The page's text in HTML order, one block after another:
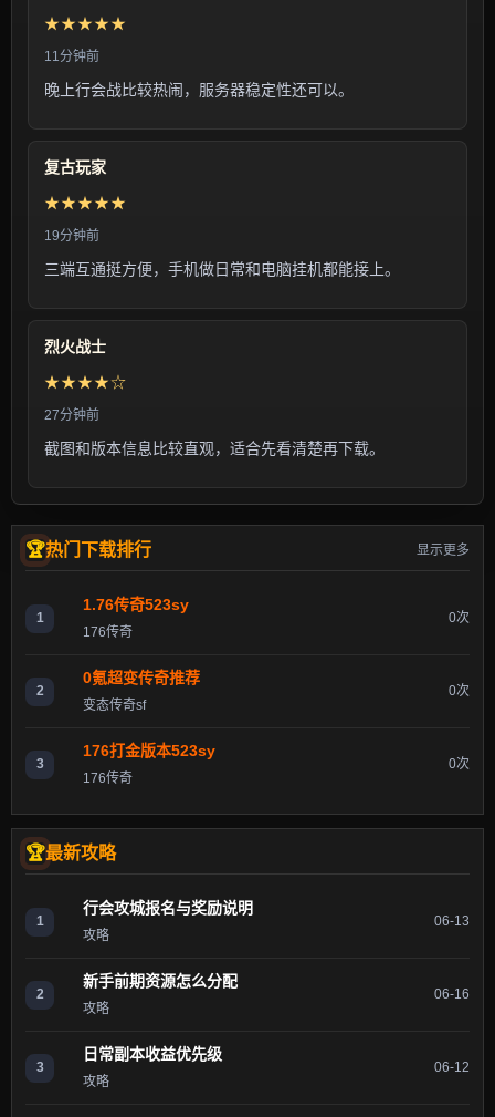
★★★★★
11分钟前
晚上行会战比较热闹，服务器稳定性还可以。
复古玩家
★★★★★
19分钟前
三端互通挺方便，手机做日常和电脑挂机都能接上。
烈火战士
★★★★☆
27分钟前
截图和版本信息比较直观，适合先看清楚再下载。
热门下载排行 显示更多
1
1.76传奇523sy
176传奇
0次
2
0氪超变传奇推荐
变态传奇sf
0次
3
176打金版本523sy
176传奇
0次
最新攻略
1
行会攻城报名与奖励说明
攻略
06-13
2
新手前期资源怎么分配
攻略
06-16
3
日常副本收益优先级
攻略
06-12